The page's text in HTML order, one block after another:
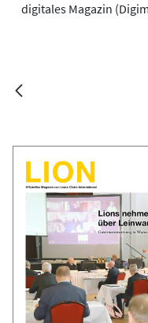
digitales Magazin